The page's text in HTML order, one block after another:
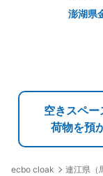
澎湖県
空きスペ
荷物を預
ecbo cloak 連江県（